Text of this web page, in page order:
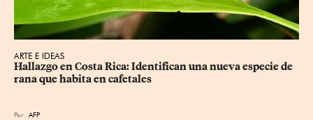
ARTE E IDEAS
Hallazgo en Costa Rica: Identifican una nueva especie de
rana que habita en cafetales
Por AFP